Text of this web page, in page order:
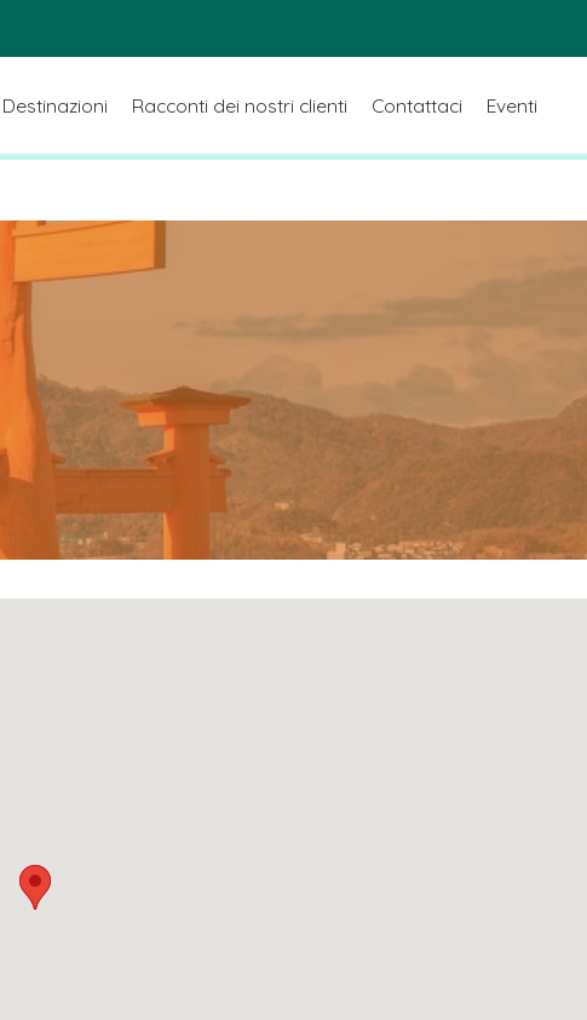
Destinazioni Racconti dei nostri clienti Contattaci Eventi